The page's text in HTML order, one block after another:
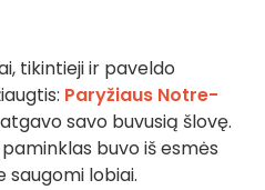
tikintieji ir paveldo
Paryžiaus Notre-
savo buvusią šlovę.
paminklas buvo iš esmės
saugomi lobiai.